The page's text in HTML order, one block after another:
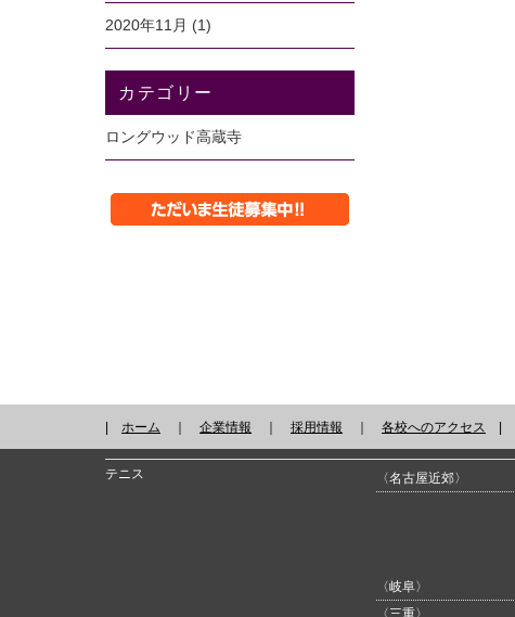
2020年11月 (1)
カテゴリー
ロングウッド高蔵寺
ホーム 企業情報 採用情報 各校へのアクセス
テニス 〈名古屋近郊〉
〈岐阜〉
〈三重〉